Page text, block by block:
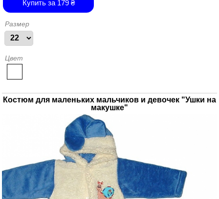
Купить за 179₴
Размер
Цвет
Костюм для маленьких мальчиков и девочек "Ушки на
макушке"